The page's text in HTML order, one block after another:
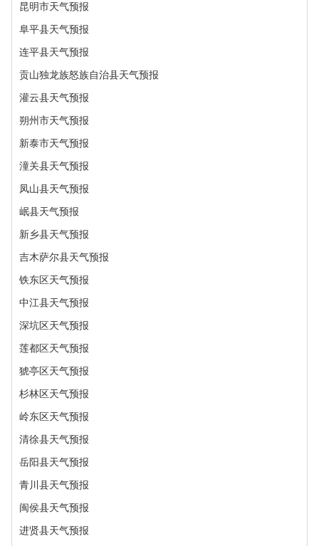
昆明市天气预报
阜平县天气预报
连平县天气预报
贡山独龙族怒族自治县天气预报
灌云县天气预报
朔州市天气预报
新泰市天气预报
潼关县天气预报
凤山县天气预报
岷县天气预报
新乡县天气预报
吉木萨尔县天气预报
铁东区天气预报
中江县天气预报
深坑区天气预报
莲都区天气预报
猇亭区天气预报
杉林区天气预报
岭东区天气预报
清徐县天气预报
岳阳县天气预报
青川县天气预报
闽侯县天气预报
进贤县天气预报